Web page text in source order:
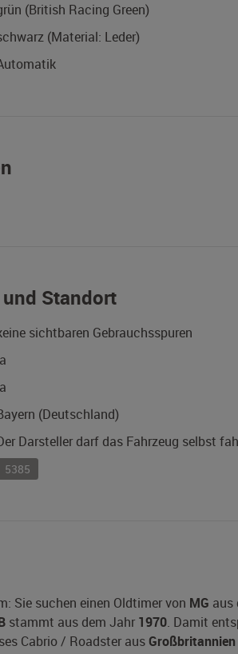
(British Racing Green)
(Material: Leder)
Standort
sichtbaren Gebrauchsspuren
(Deutschland)
Darsteller darf das Fahrzeug selbst
5385
Sie suchen einen Oldtimer von MG aus
stammt aus dem Jahr 1970. Damit
Cabrio / Roadster aus Großbritannien